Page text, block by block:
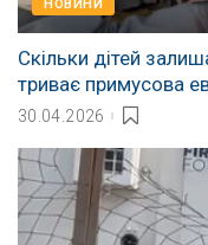
НОВИНИ
Скільки дітей
триває примусова
30.04.2026